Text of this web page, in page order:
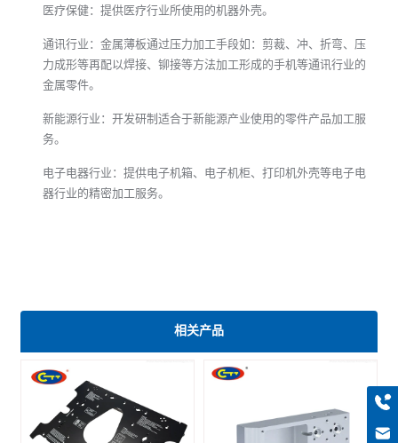
医疗保健：提供医疗行业所使用的机器外壳。
通讯行业：金属薄板通过压力加工手段如：剪裁、冲、折弯、压
力成形等再配以焊接、铆接等方法加工形成的手机等通讯行业的
金属零件。
新能源行业：开发研制适合于新能源产业使用的零件产品加工服
务。
电子电器行业：提供电子机箱、电子机柜、打印机外壳等电子电
器行业的精密加工服务。
相关产品
+8613318966480